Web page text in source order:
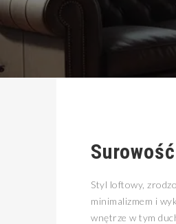
Styl loftowy,
minimalizmem i
wnętrze w tym